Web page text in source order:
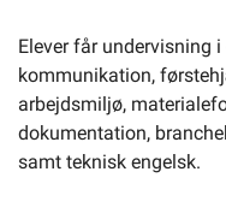
Elever får undervisning
kommunikation,
arbejdsmiljø,
dokumentation,
samt teknisk engelsk.